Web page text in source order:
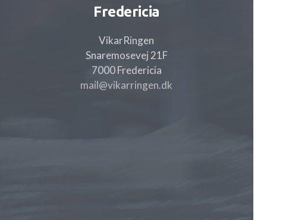
Fredericia
VikarRingen
Snaremosevej 21F
7000 Fredericia
mail@vikarringen.dk